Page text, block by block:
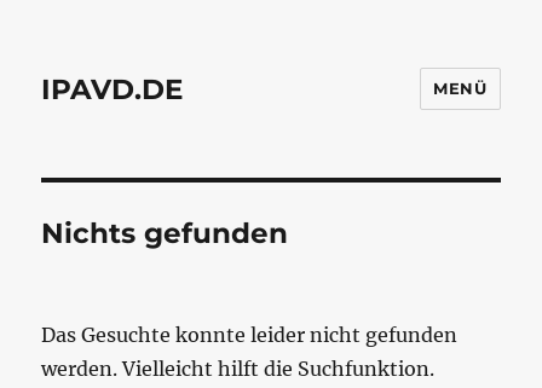
IPAVD.DE MENÜ
Nichts gefunden
Das Gesuchte konnte leider nicht gefunden
werden. Vielleicht hilft die Suchfunktion.